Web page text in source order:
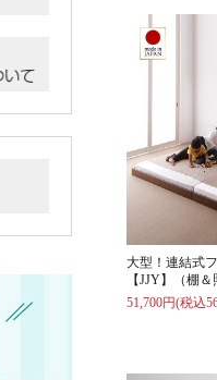
大型！連結式
【JJY】（棚
51,700円(税込